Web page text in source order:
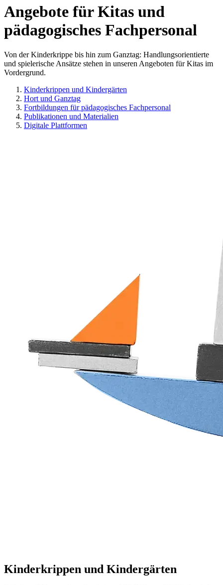
Angebote für Kitas und
pädagogisches Fachpersonal
Von der Kinderkrippe bis hin zum Ganztag: Handlungsorientierte
und spielerische Ansätze stehen in unseren Angeboten für Kitas im
Vordergrund.
Kinderkrippen und Kindergärten
Hort und Ganztag
Fortbildungen für pädagogisches Fachpersonal
Publikationen und Materialien
Digitale Plattformen
Kinderkrippen und Kindergärten